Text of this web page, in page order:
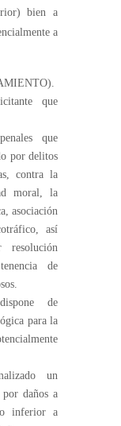
bien a
a
que
que
por delitos
contra la
moral, la
asociación
así
de
de
para la
un
daños a
inferior a